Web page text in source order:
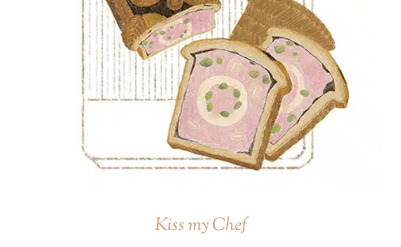
Kiss my Chef